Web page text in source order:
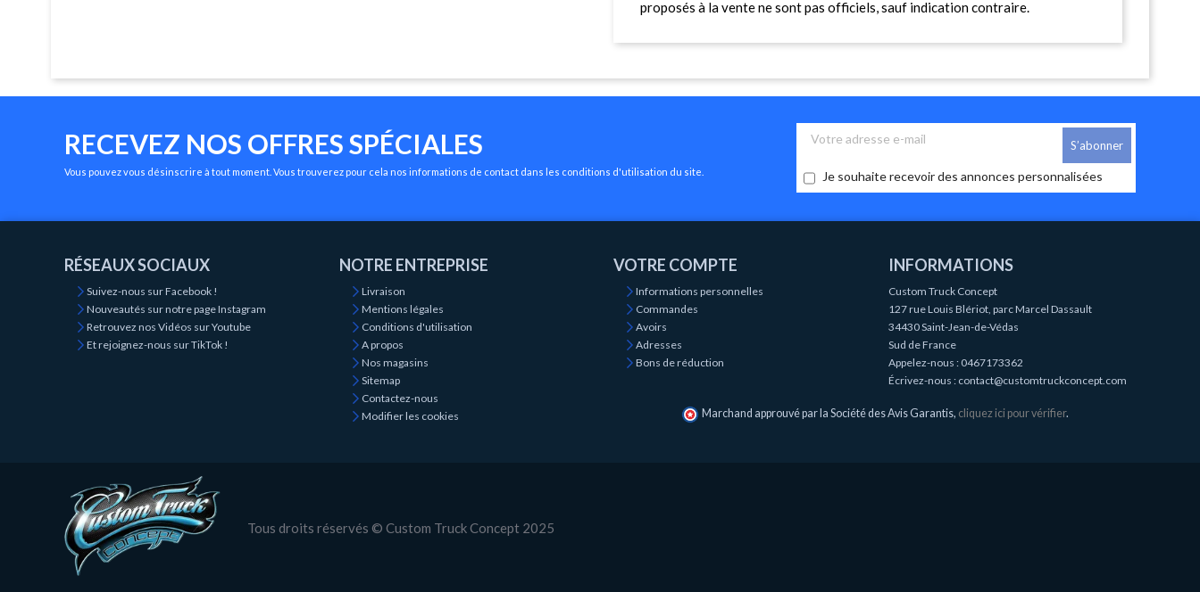
proposés à la vente ne sont pas officiels, sauf indication contraire.
RECEVEZ NOS OFFRES SPÉCIALES
Vous pouvez vous désinscrire à tout moment. Vous trouverez pour cela nos informations de contact dans les conditions d'utilisation du site. Je souhaite recevoir des annonces personnalisées
RÉSEAUX SOCIAUX
Suivez-nous sur Facebook !
Nouveautés sur notre page Instagram
Retrouvez nos Vidéos sur Youtube
Et rejoignez-nous sur TikTok !
NOTRE ENTREPRISE
Livraison
Mentions légales
Conditions d'utilisation
A propos
Nos magasins
Sitemap
Contactez-nous
Modifier les cookies
VOTRE COMPTE
Informations personnelles
Commandes
Avoirs
Adresses
Bons de réduction
INFORMATIONS
Custom Truck Concept
127 rue Louis Blériot, parc Marcel Dassault
34430 Saint-Jean-de-Védas
Sud de France
Appelez-nous : 0467173362
Écrivez-nous : contact@customtruckconcept.com
Marchand approuvé par la Société des Avis Garantis, cliquez ici pour vérifier.
Tous droits réservés © Custom Truck Concept 2025